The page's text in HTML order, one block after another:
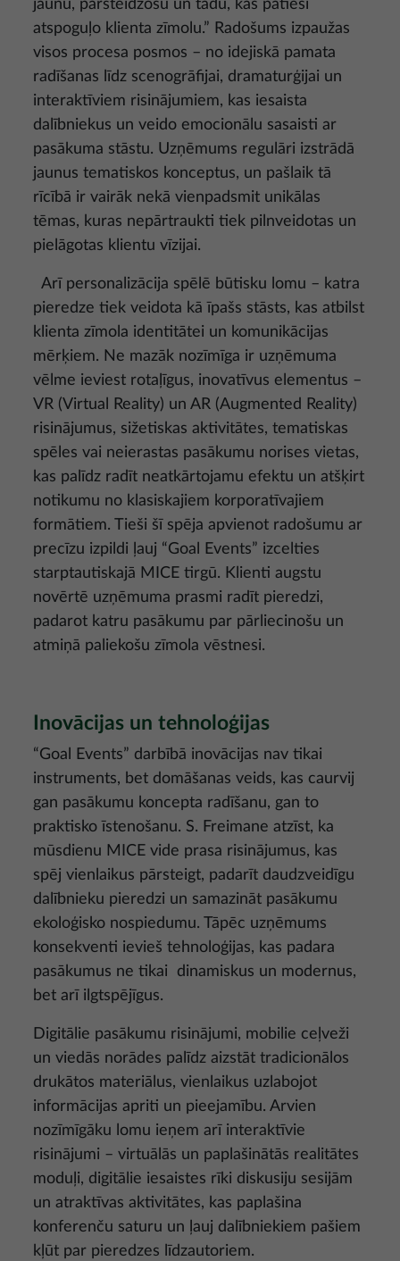
jaunu, pārsteidzošu un tādu, kas patiesi
atspoguļo klienta zīmolu.” Radošums izpaužas
visos procesa posmos – no idejiskā pamata
radīšanas līdz scenogrāfijai, dramaturģijai un
interaktīviem risinājumiem, kas iesaista
dalībniekus un veido emocionālu sasaisti ar
pasākuma stāstu. Uzņēmums regulāri izstrādā
jaunus tematiskos konceptus, un pašlaik tā
rīcībā ir vairāk nekā vienpadsmit unikālas
tēmas, kuras nepārtraukti tiek pilnveidotas un
pielāgotas klientu vīzijai.
Arī personalizācija spēlē būtisku lomu – katra
pieredze tiek veidota kā īpašs stāsts, kas atbilst
klienta zīmola identitātei un komunikācijas
mērķiem. Ne mazāk nozīmīga ir uzņēmuma
vēlme ieviest rotaļīgus, inovatīvus elementus –
VR (Virtual Reality) un AR (Augmented Reality)
risinājumus, sižetiskas aktivitātes, tematiskas
spēles vai neierastas pasākumu norises vietas,
kas palīdz radīt neatkārtojamu efektu un atšķirt
notikumu no klasiskajiem korporatīvajiem
formātiem. Tieši šī spēja apvienot radošumu ar
precīzu izpildi ļauj “Goal Events” izcelties
starptautiskajā MICE tirgū. Klienti augstu
novērtē uzņēmuma prasmi radīt pieredzi,
padarot katru pasākumu par pārliecinošu un
atmiņā paliekošu zīmola vēstnesi.
Inovācijas un tehnoloģijas
“Goal Events” darbībā inovācijas nav tikai
instruments, bet domāšanas veids, kas caurvij
gan pasākumu koncepta radīšanu, gan to
praktisko īstenošanu. S. Freimane atzīst, ka
mūsdienu MICE vide prasa risinājumus, kas
spēj vienlaikus pārsteigt, padarīt daudzveidīgu
dalībnieku pieredzi un samazināt pasākumu
ekoloģisko nospiedumu. Tāpēc uzņēmums
konsekventi ievieš tehnoloģijas, kas padara
pasākumus ne tikai dinamiskus un modernus,
bet arī ilgtspējīgus.
Digitālie pasākumu risinājumi, mobilie ceļveži
un viedās norādes palīdz aizstāt tradicionālos
drukātos materiālus, vienlaikus uzlabojot
informācijas apriti un pieejamību. Arvien
nozīmīgāku lomu ieņem arī interaktīvie
risinājumi – virtuālās un paplašinātās realitātes
moduļi, digitālie iesaistes rīki diskusiju sesijām
un atraktīvas aktivitātes, kas paplašina
konferenču saturu un ļauj dalībniekiem pašiem
kļūt par pieredzes līdzautoriem.